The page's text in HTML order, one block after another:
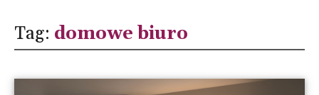
Tag: domowe biuro